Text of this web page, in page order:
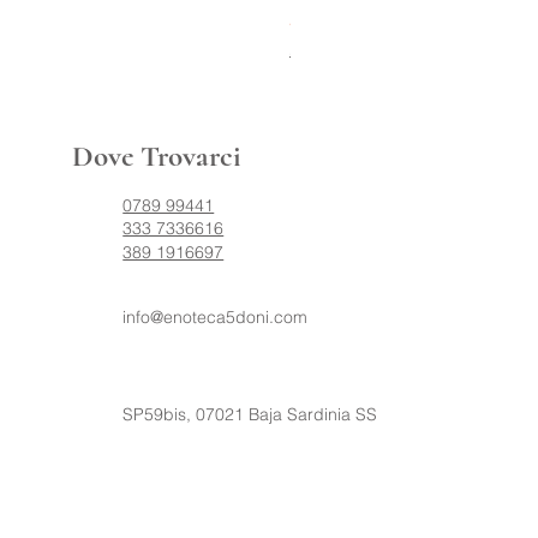
Dove Trovarci
0789 99441
333 7336616
389 1916697
info@enoteca5doni.com
SP59bis, 07021 Baja Sardinia SS